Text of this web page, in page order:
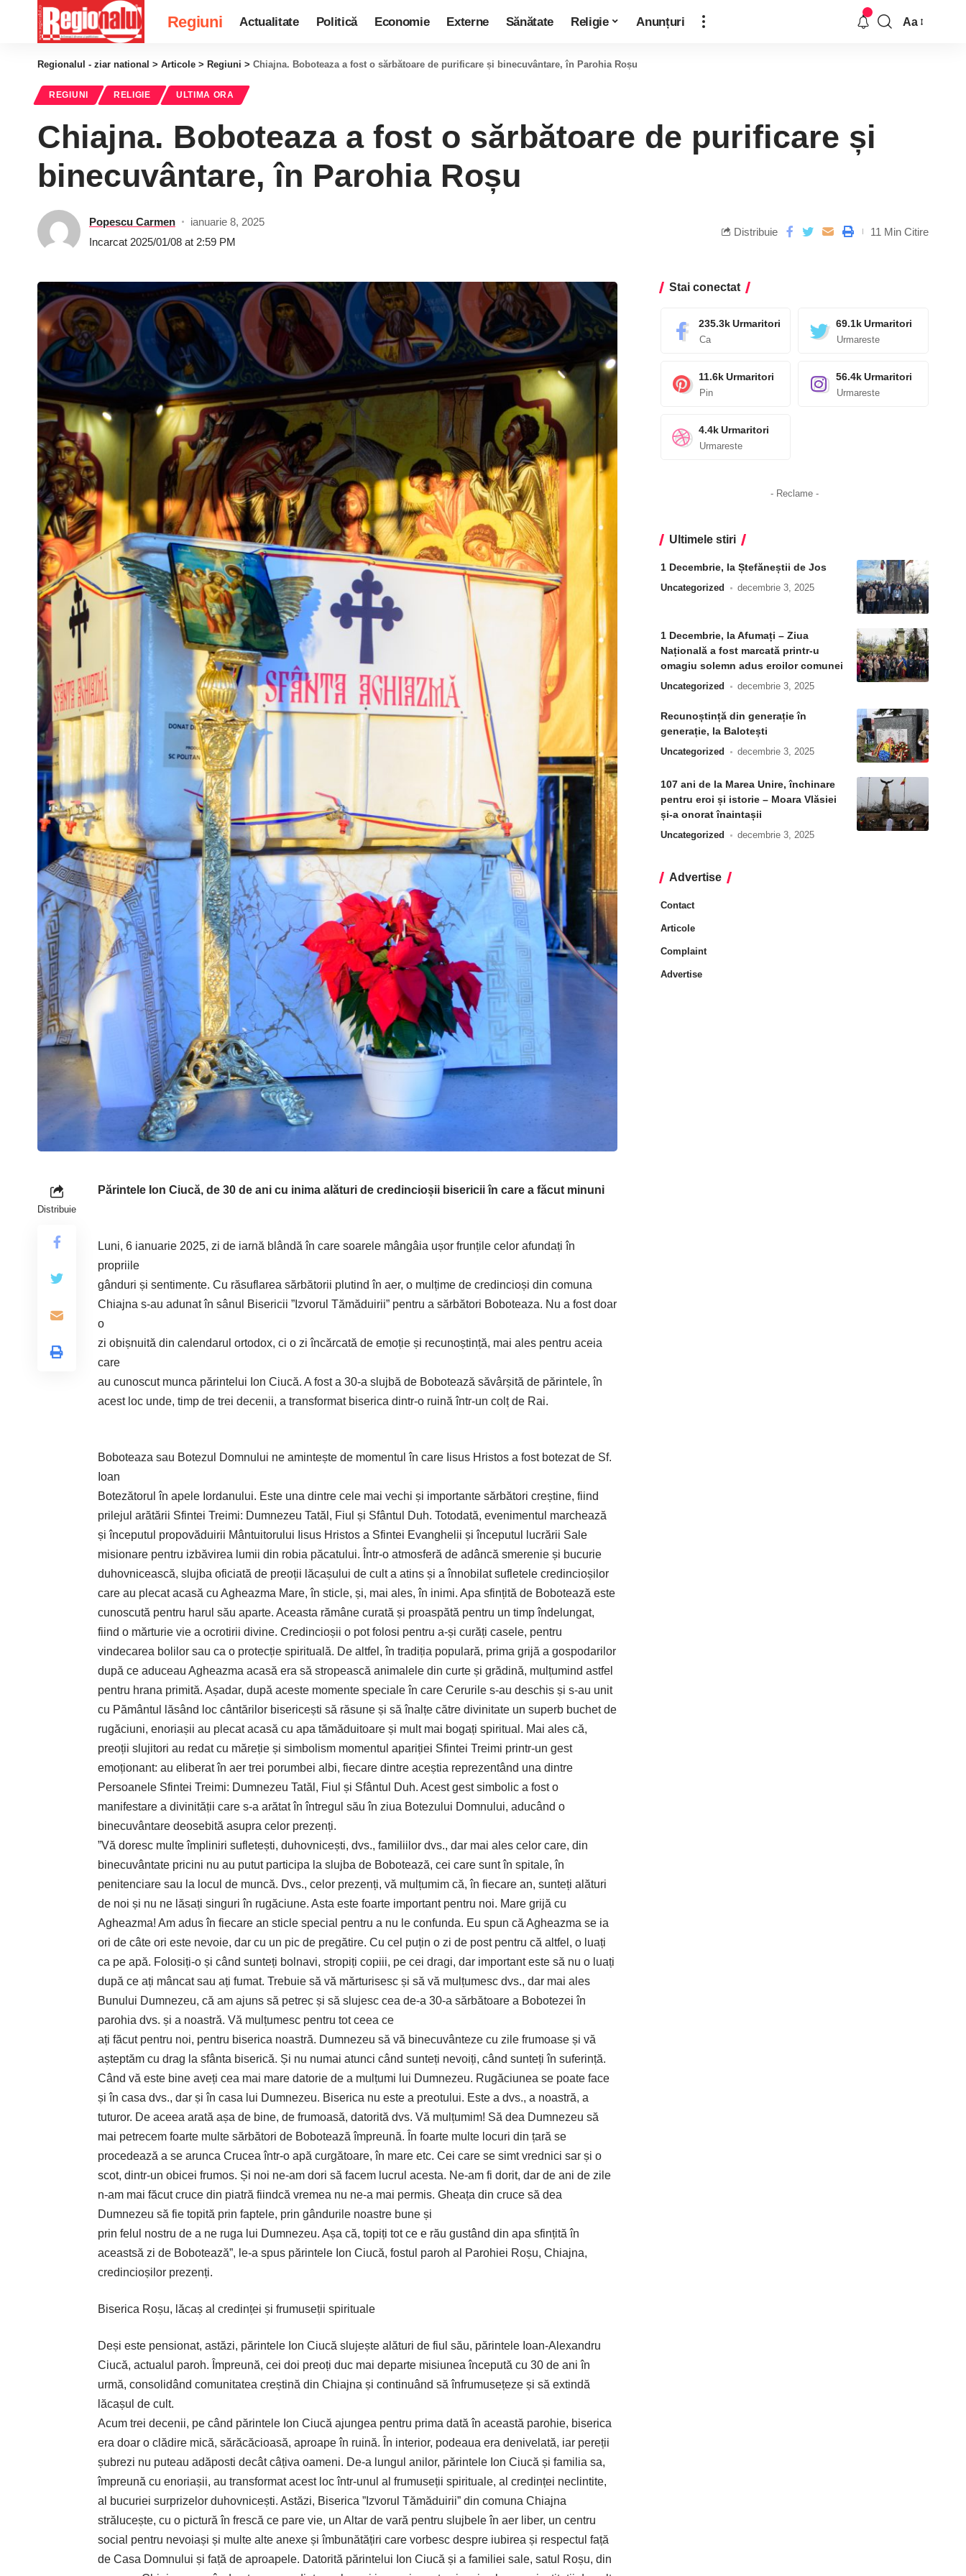
Regiuni Actualitate Politică Economie Externe Sănătate Religie Anunțuri Aa
Regionalul - ziar national > Articole > Regiuni > Chiajna. Boboteaza a fost o sărbătoare de purificare și binecuvântare, în Parohia Roșu
REGIUNI RELIGIE ULTIMA ORA
Chiajna. Boboteaza a fost o sărbătoare de purificare și
binecuvântare, în Parohia Roșu
Popescu Carmen
ianuarie 8, 2025
Incarcat 2025/01/08 at 2:59 PM
Distribuie 11 Min Citire
Distribuie
Părintele Ion Ciucă, de 30 de ani cu inima alături de credincioșii bisericii în care a făcut minuni
Luni, 6 ianuarie 2025, zi de iarnă blândă în care soarele mângâia ușor frunțile celor afundați în
propriile
gânduri și sentimente. Cu răsuflarea sărbătorii plutind în aer, o mulțime de credincioși din comuna
Chiajna s-au adunat în sânul Bisericii ”Izvorul Tămăduirii” pentru a sărbători Boboteaza. Nu a fost doar
o
zi obișnuită din calendarul ortodox, ci o zi încărcată de emoție și recunoștință, mai ales pentru aceia
care
au cunoscut munca părintelui Ion Ciucă. A fost a 30-a slujbă de Bobotează săvârșită de părintele, în
acest loc unde, timp de trei decenii, a transformat biserica dintr-o ruină într-un colț de Rai.
Boboteaza sau Botezul Domnului ne amintește de momentul în care Iisus Hristos a fost botezat de Sf.
Ioan
Botezătorul în apele Iordanului. Este una dintre cele mai vechi și importante sărbători creștine, fiind
prilejul arătării Sfintei Treimi: Dumnezeu Tatăl, Fiul și Sfântul Duh. Totodată, evenimentul marchează
și începutul propovăduirii Mântuitorului Iisus Hristos a Sfintei Evanghelii și începutul lucrării Sale
misionare pentru izbăvirea lumii din robia păcatului. Într-o atmosferă de adâncă smerenie și bucurie
duhovnicească, slujba oficiată de preoții lăcașului de cult a atins și a înnobilat sufletele credincioșilor
care au plecat acasă cu Agheazma Mare, în sticle, și, mai ales, în inimi. Apa sfințită de Bobotează este
cunoscută pentru harul său aparte. Aceasta rămâne curată și proaspătă pentru un timp îndelungat,
fiind o mărturie vie a ocrotirii divine. Credincioșii o pot folosi pentru a-și curăți casele, pentru
vindecarea bolilor sau ca o protecție spirituală. De altfel, în tradiția populară, prima grijă a gospodarilor
după ce aduceau Agheazma acasă era să stropească animalele din curte și grădină, mulțumind astfel
pentru hrana primită. Așadar, după aceste momente speciale în care Cerurile s-au deschis și s-au unit
cu Pământul lăsând loc cântărilor bisericești să răsune și să înalțe către divinitate un superb buchet de
rugăciuni, enoriașii au plecat acasă cu apa tămăduitoare și mult mai bogați spiritual. Mai ales că,
preoții slujitori au redat cu măreție și simbolism momentul apariției Sfintei Treimi printr-un gest
emoționant: au eliberat în aer trei porumbei albi, fiecare dintre aceștia reprezentând una dintre
Persoanele Sfintei Treimi: Dumnezeu Tatăl, Fiul și Sfântul Duh. Acest gest simbolic a fost o
manifestare a divinității care s-a arătat în întregul său în ziua Botezului Domnului, aducând o
binecuvântare deosebită asupra celor prezenți.
”Vă doresc multe împliniri sufletești, duhovnicești, dvs., familiilor dvs., dar mai ales celor care, din
binecuvântate pricini nu au putut participa la slujba de Bobotează, cei care sunt în spitale, în
penitenciare sau la locul de muncă. Dvs., celor prezenți, vă mulțumim că, în fiecare an, sunteți alături
de noi și nu ne lăsați singuri în rugăciune. Asta este foarte important pentru noi. Mare grijă cu
Agheazma! Am adus în fiecare an sticle special pentru a nu le confunda. Eu spun că Agheazma se ia
ori de câte ori este nevoie, dar cu un pic de pregătire. Cu cel puțin o zi de post pentru că altfel, o luați
ca pe apă. Folosiți-o și când sunteți bolnavi, stropiți copiii, pe cei dragi, dar important este să nu o luați
după ce ați mâncat sau ați fumat. Trebuie să vă mărturisesc și să vă mulțumesc dvs., dar mai ales
Bunului Dumnezeu, că am ajuns să petrec și să slujesc cea de-a 30-a sărbătoare a Bobotezei în
parohia dvs. și a noastră. Vă mulțumesc pentru tot ceea ce
ați făcut pentru noi, pentru biserica noastră. Dumnezeu să vă binecuvânteze cu zile frumoase și vă
așteptăm cu drag la sfânta biserică. Și nu numai atunci când sunteți nevoiți, când sunteți în suferință.
Când vă este bine aveți cea mai mare datorie de a mulțumi lui Dumnezeu. Rugăciunea se poate face
și în casa dvs., dar și în casa lui Dumnezeu. Biserica nu este a preotului. Este a dvs., a noastră, a
tuturor. De aceea arată așa de bine, de frumoasă, datorită dvs. Vă mulțumim! Să dea Dumnezeu să
mai petrecem foarte multe sărbători de Bobotează împreună. În foarte multe locuri din țară se
procedează a se arunca Crucea într-o apă curgătoare, în mare etc. Cei care se simt vrednici sar și o
scot, dintr-un obicei frumos. Și noi ne-am dori să facem lucrul acesta. Ne-am fi dorit, dar de ani de zile
n-am mai făcut cruce din piatră fiindcă vremea nu ne-a mai permis. Gheața din cruce să dea
Dumnezeu să fie topită prin faptele, prin gândurile noastre bune și
prin felul nostru de a ne ruga lui Dumnezeu. Așa că, topiți tot ce e rău gustând din apa sfințită în
aceastsă zi de Bobotează”, le-a spus părintele Ion Ciucă, fostul paroh al Parohiei Roșu, Chiajna,
credincioșilor prezenți.
Biserica Roșu, lăcaș al credinței și frumuseții spirituale
Deși este pensionat, astăzi, părintele Ion Ciucă slujește alături de fiul său, părintele Ioan-Alexandru
Ciucă, actualul paroh. Împreună, cei doi preoți duc mai departe misiunea începută cu 30 de ani în
urmă, consolidând comunitatea creștină din Chiajna și continuând să înfrumusețeze și să extindă
lăcașul de cult.
Acum trei decenii, pe când părintele Ion Ciucă ajungea pentru prima dată în această parohie, biserica
era doar o clădire mică, sărăcăcioasă, aproape în ruină. În interior, podeaua era denivelată, iar pereții
șubrezi nu puteau adăposti decât câțiva oameni. De-a lungul anilor, părintele Ion Ciucă și familia sa,
împreună cu enoriașii, au transformat acest loc într-unul al frumuseții spirituale, al credinței neclintite,
al bucuriei surprizelor duhovnicești. Astăzi, Biserica ”Izvorul Tămăduirii” din comuna Chiajna
strălucește, cu o pictură în frescă ce pare vie, un Altar de vară pentru slujbele în aer liber, un centru
social pentru nevoiași și multe alte anexe și îmbunătățiri care vorbesc despre iubirea și respectul față
de Casa Domnului și față de aproapele. Datorită părintelui Ion Ciucă și a familiei sale, satul Roșu, din
Stai conectat
235.3k Urmaritori
Ca
69.1k Urmaritori
Urmareste
11.6k Urmaritori
Pin
56.4k Urmaritori
Urmareste
4.4k Urmaritori
Urmareste
- Reclame -
Ultimele stiri
1 Decembrie, la Ștefăneștii de Jos
Uncategorized decembrie 3, 2025
1 Decembrie, la Afumați – Ziua
Națională a fost marcată printr-u
omagiu solemn adus eroilor comunei
Uncategorized decembrie 3, 2025
Recunoștință din generație în
generație, la Balotești
Uncategorized decembrie 3, 2025
107 ani de la Marea Unire, închinare
pentru eroi și istorie – Moara Vlăsiei
și-a onorat înaintașii
Uncategorized decembrie 3, 2025
Advertise
Contact
Articole
Complaint
Advertise